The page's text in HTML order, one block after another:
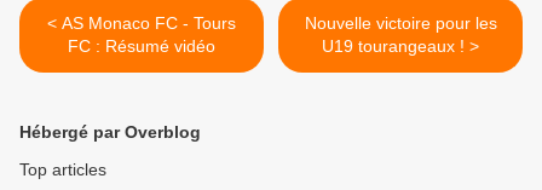
< AS Monaco FC - Tours
FC : Résumé vidéo
Nouvelle victoire pour les
U19 tourangeaux ! >
Hébergé par Overblog
Top articles